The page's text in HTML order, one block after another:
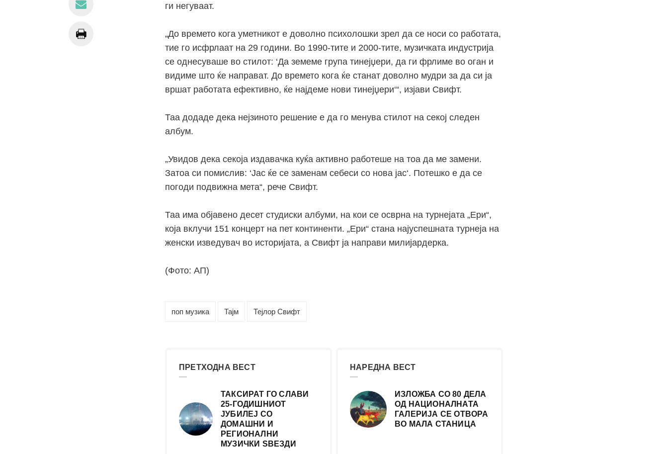
ги негуваат.
„До времето кога уметникот е доволно психолошки зрел да се носи со работата,
тие го исфрлаат на 29 години. Во 1990-тите и 2000-тите, музичката индустрија
се однесуваше во стилот: ‘Да земеме група тинејџери, да ги фрлиме во оган и
видиме што ќе направат. До времето кога ќе станат доволно мудри за да си ја
вршат работата ефективно, ќе најдеме нови тинејџери‘“, изјави Свифт.
Таа додаде дека нејзиното решение е да го менува стилот на секој следен
албум.
„Увидов дека секоја издавачка куќа активно работеше на тоа да ме замени.
Затоа си помислив: ‘Јас ќе се заменам себеси со нова јас‘. Потешко е да се
погоди подвижна мета“, рече Свифт.
Таа има објавено десет студиски албуми, на кои се осврна на турнејата „Ери“,
која вклучи 151 концерт на пет континенти. „Ери“ стана најуспешната турнеја на
женски изведувач во историјата, а Свифт ја направи милијардерка.
(Фото: АП)
поп музика Тајм Тејлор Свифт
ПРЕТХОДНА ВЕСТ
ТАКСИРАТ ГО СЛАВИ
25-ГОДИШНИОТ
ЈУБИЛЕЈ СО
ДОМАШНИ И
РЕГИОНАЛНИ
МУЗИЧКИ ЅВЕЗДИ
НАРЕДНА ВЕСТ
ИЗЛОЖБА СО 80 ДЕЛА
ОД НАЦИОНАЛНАТА
ГАЛЕРИЈА СЕ ОТВОРА
ВО МАЛА СТАНИЦА